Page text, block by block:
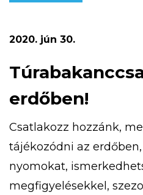
Számítunk rád, mert
2020. jún 30.
erdőben!
Csatlakozz hozzánk,
tájékozódni az
nyomokat,
megfigyelésekkel,